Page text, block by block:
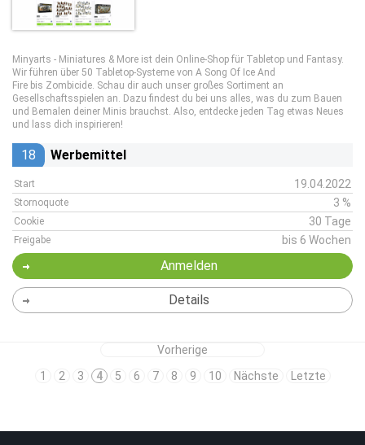
Minyarts - Miniatures & More ist dein Online-Shop für Tabletop und Fantasy.
Wir führen über 50 Tabletop-Systeme von A Song Of Ice And
Fire bis Zombicide. Schau dir auch unser großes Sortiment an
Gesellschaftsspielen an. Dazu findest du bei uns alles, was du zum Bauen
und Bemalen deiner Minis brauchst. Also, entdecke jeden Tag etwas Neues
und lass dich inspirieren!
18 Werbemittel
Start 19.04.2022
Stornoquote 3 %
Cookie 30 Tage
Freigabe bis 6 Wochen
Anmelden
Details
Vorherige
1
2 3 4 5 6 7 8 9 10 Nächste Letzte